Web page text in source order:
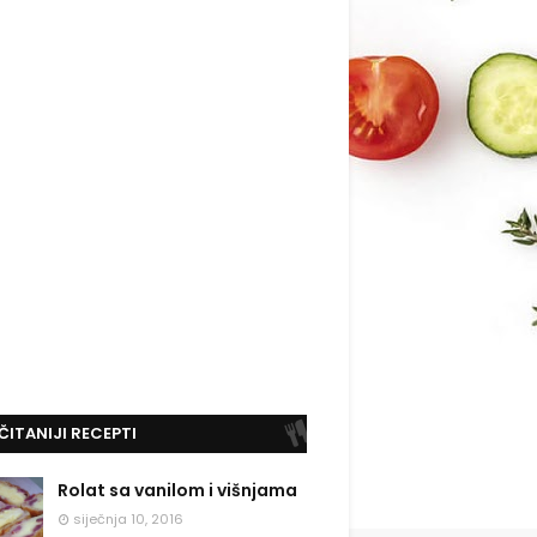
RECEPTI
Rolat sa vanilom i višnjama
siječnja 10, 2016